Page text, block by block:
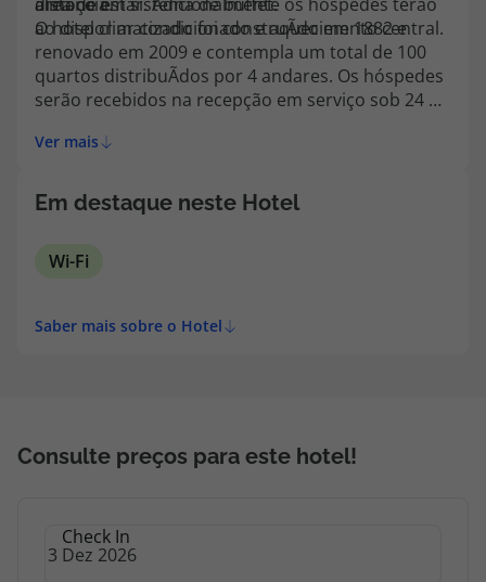
topatlantico@topatlantico.com
ao dispor ar condicionado e aquecimento central.
O hotel climatizado foi construÃ­do em 1882 e
renovado em 2009 e contempla um total de 100
quartos distribuÃ­dos por 4 andares. Os hóspedes
serão recebidos na recepção em serviço sob 24 h
vários elevadores. As facilidades incluem acesso Ã
Internet sem fios em todo o edifÃ­cio e salas de
conferÃªncias bem equipadas para hóspedes em
o parque de estacionamento e a garagem
Ver mais
Em destaque neste Hotel
Wi-Fi
Saber mais sobre o Hotel
Consulte preços para este hotel!
Check In